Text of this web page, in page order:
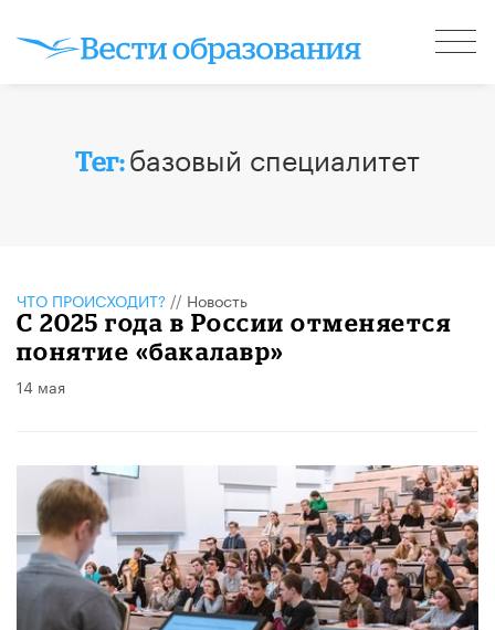
Тег:базовый специалитет
ЧТО ПРОИСХОДИТ? // Новость
С 2025 года в России отменяется
понятие «бакалавр»
14 мая